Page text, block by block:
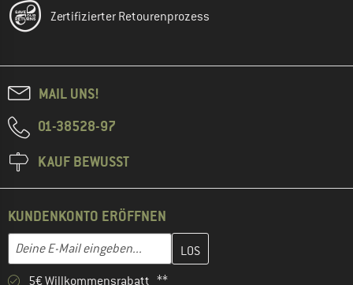
Zertifizierter Retourenprozess
MAIL UNS!
01-38528-97
KAUF BEWUSST
KUNDENKONTO ERÖFFNEN
E-Mail-Adresse
Gib hier deine E-Mail-Adresse ein und erstelle im nächsten
5€ Willkommensrabatt **